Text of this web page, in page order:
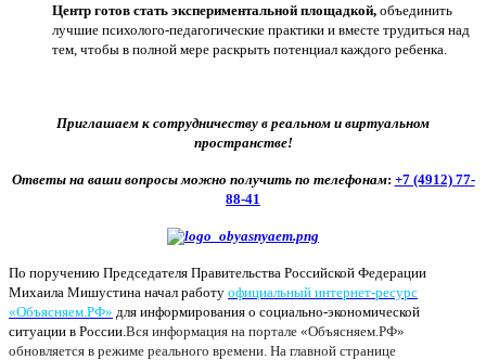
Центр готов стать экспериментальной площадкой, объединить
лучшие психолого-педагогические практики и вместе трудиться над
тем, чтобы в полной мере раскрыть потенциал каждого ребенка.
Приглашаем к сотрудничеству в реальном и виртуальном
пространстве!
Ответы на ваши вопросы можно получить по телефонам: +7 (4912) 77-
88-41
По поручению Председателя Правительства Российской Федерации
Михаила Мишустина начал работу официальный интернет-ресурс
«Объясняем.РФ» для информирования о социально-экономической
ситуации в России. Вся информация на портале «Объясняем.РФ»
обновляется в режиме реального времени. На главной странице